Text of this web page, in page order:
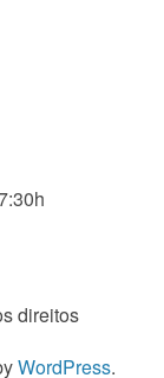
direitos
WordPress.